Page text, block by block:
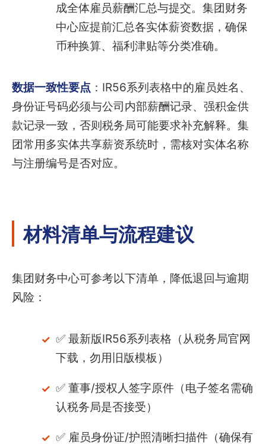
成全体雇员薪酬汇总与提交。集团财务
中心应提前汇总各实体薪资数据，确保
币种换算、福利津贴等分类准确。
数据一致性要点 ：IR56系列表格中的雇员姓名、
身份证号码必须与公司内部薪酬记录、强积金供
款记录一致，否则税务局可能要求补充解释。集
团常用多实体共享薪资系统时，需核对实体名称
与注册编号是否对应。
材料清单与流程建议
集团财务中心可参考以下清单，降低退回与逾期
风险：
✅ 最新版IR56系列表格（从税务局官网
下载，勿用旧版模板）
✅ 董事/授权人签字原件（电子签名需确
认税务局是否接受）
✅ 雇员身份证/护照清晰扫描件（确保有